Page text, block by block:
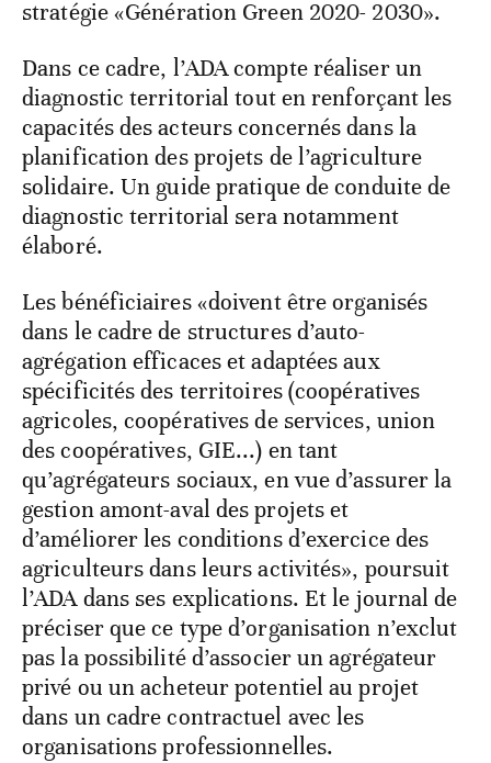
stratégie «Génération Green 2020- 2030».
Dans ce cadre, l’ADA compte réaliser un
diagnostic territorial tout en renforçant les
capacités des acteurs concernés dans la
planification des projets de l’agriculture
solidaire. Un guide pratique de conduite de
diagnostic territorial sera notamment
élaboré.
Les bénéficiaires «doivent être organisés
dans le cadre de structures d’auto-
agrégation efficaces et adaptées aux
spécificités des territoires (coopératives
agricoles, coopératives de services, union
des coopératives, GIE...) en tant
qu’agrégateurs sociaux, en vue d’assurer la
gestion amont-aval des projets et
d’améliorer les conditions d’exercice des
agriculteurs dans leurs activités», poursuit
l’ADA dans ses explications. Et le journal de
préciser que ce type d’organisation n’exclut
pas la possibilité d’associer un agrégateur
privé ou un acheteur potentiel au projet
dans un cadre contractuel avec les
organisations professionnelles.